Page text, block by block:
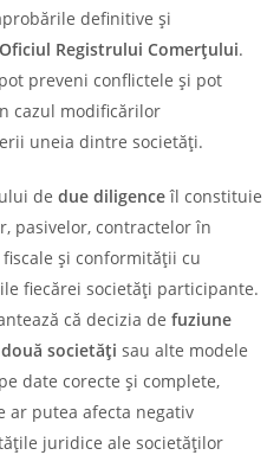
definitive și
Oficiul Registrului Comerțului.
preveni conflictele și pot
cazul modificărilor
uneia dintre societăți.
de due diligenceîl constituie
pasivelor, contractelor în
și conformității cu
fiecărei societăți participante.
că decizia de fuziune
societăți sau alte modele
date corecte și complete,
ar putea afecta negativ
juridice ale societăților